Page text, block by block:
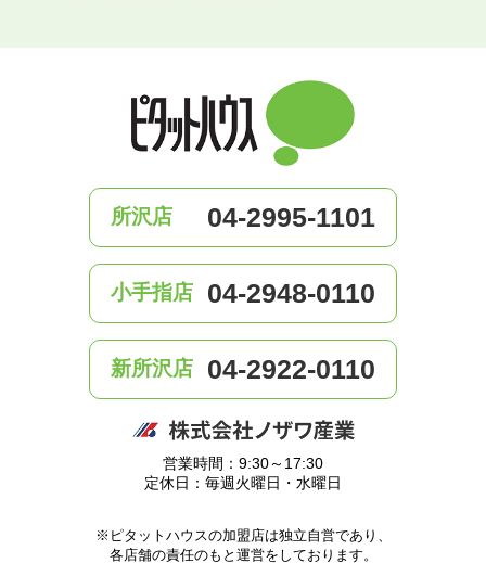
所沢店 04-2995-1101
小手指店 04-2948-0110
新所沢店 04-2922-0110
営業時間：9:30～17:30
定休日：毎週火曜日・水曜日
※ピタットハウスの加盟店は独立自営であり、
各店舗の責任のもと運営をしております。